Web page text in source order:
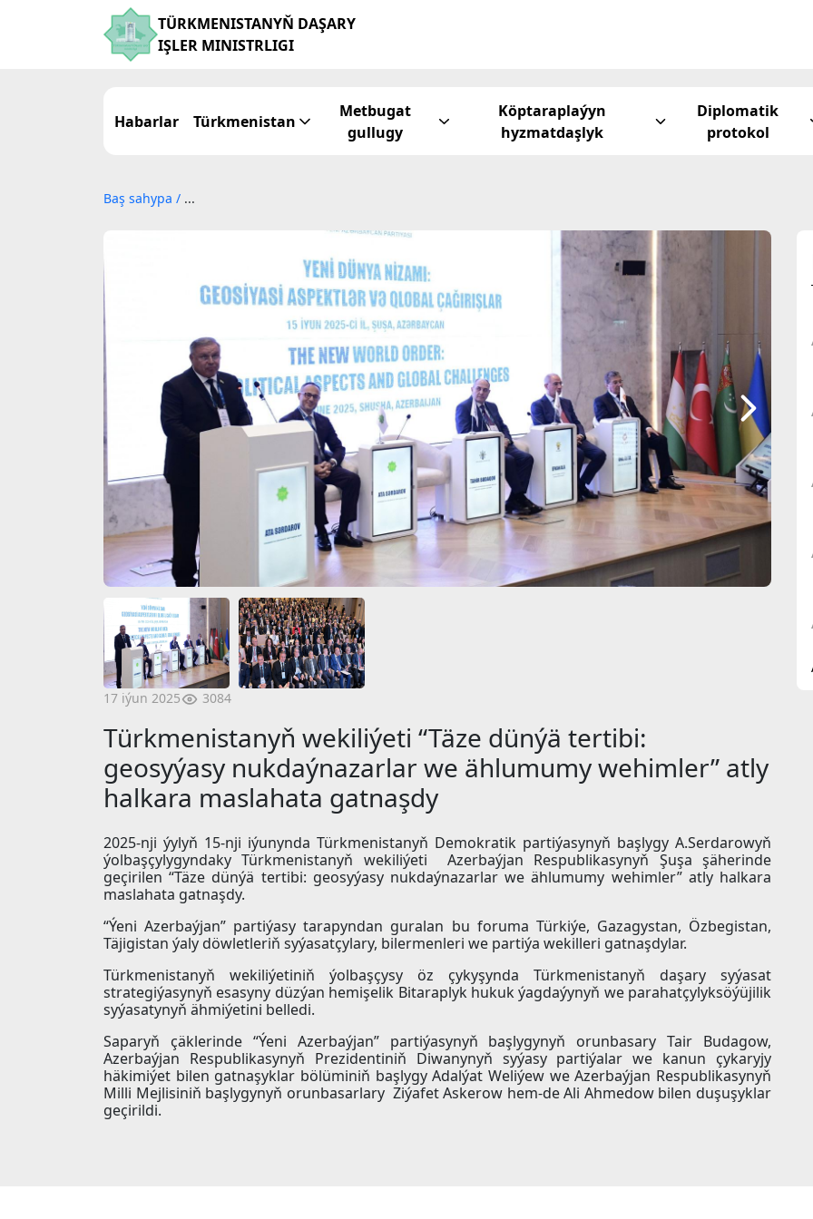
TÜRKMENISTANYŇ DAŞARY
IŞLER MINISTRLIGI
Habarlar Türkmenistan
Metbugat
gullugy
Köptaraplaýyn
hyzmatdaşlyk
Diplomatik
protokol
Baş sahypa / ...
17 iýun 2025 3084
Türkmenistanyň wekiliýeti “Täze dünýä tertibi:
geosyýasy nukdaýnazarlar we ählumumy wehimler” atly
halkara maslahata gatnaşdy
2025-nji ýylyň 15-nji iýunynda Türkmenistanyň Demokratik partiýasynyň başlygy A.Serdarowyň
ýolbaşçylygyndaky Türkmenistanyň wekiliýeti Azerbaýjan Respublikasynyň Şuşa şäherinde
geçirilen “Täze dünýä tertibi: geosyýasy nukdaýnazarlar we ählumumy wehimler” atly halkara
maslahata gatnaşdy.
“Ýeni Azerbaýjan” partiýasy tarapyndan guralan bu foruma Türkiýe, Gazagystan, Özbegistan,
Täjigistan ýaly döwletleriň syýasatçylary, bilermenleri we partiýa wekilleri gatnaşdylar.
Türkmenistanyň wekiliýetiniň ýolbaşçysy öz çykyşynda Türkmenistanyň daşary syýasat
strategiýasynyň esasyny düzýan hemişelik Bitaraplyk hukuk ýagdaýynyň we parahatçylyksöýüjilik
syýasatynyň ähmiýetini belledi.
Saparyň çäklerinde “Ýeni Azerbaýjan” partiýasynyň başlygynyň orunbasary Tair Budagow,
Azerbaýjan Respublikasynyň Prezidentiniň Diwanynyň syýasy partiýalar we kanun çykaryjy
häkimiýet bilen gatnaşyklar bölüminiň başlygy Adalýat Weliýew we Azerbaýjan Respublikasynyň
Milli Mejlisiniň başlygynyň orunbasarlary Ziýafet Askerow hem-de Ali Ahmedow bilen duşuşyklar
geçirildi.